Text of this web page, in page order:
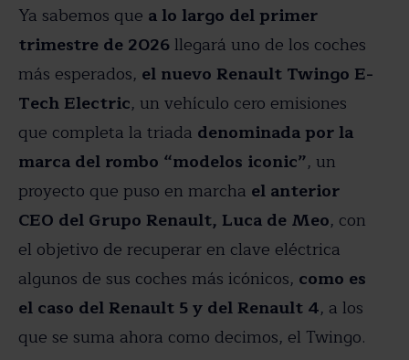
Ya sabemos que a lo largo del primer
trimestre de 2026 llegará uno de los coches
más esperados, el nuevo Renault Twingo E-
Tech Electric, un vehículo cero emisiones
que completa la triada denominada por la
marca del rombo “modelos iconic”, un
proyecto que puso en marcha el anterior
CEO del Grupo Renault, Luca de Meo, con
el objetivo de recuperar en clave eléctrica
algunos de sus coches más icónicos, como es
el caso del Renault 5 y del Renault 4, a los
que se suma ahora como decimos, el Twingo.